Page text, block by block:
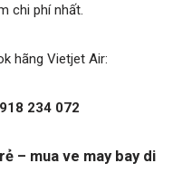
chi phí nhất.
hãng Vietjet Air:
234 072
– mua ve may bay di